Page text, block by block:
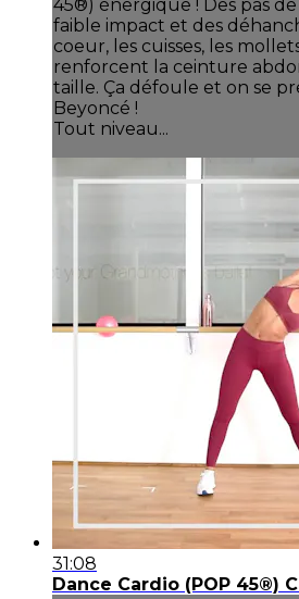
45®) énergique ! Des pas
faible impact et des
coeur, les cuisses, les
renforcent la ceinture
taille. Ça défoule et on se
Beyoncé !
Tout niveau...
31:08
Dance Cardio (POP 45®)